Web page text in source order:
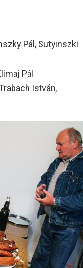
Pál, Sutyinszki
Pál
István,